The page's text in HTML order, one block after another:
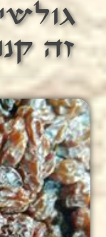
זה